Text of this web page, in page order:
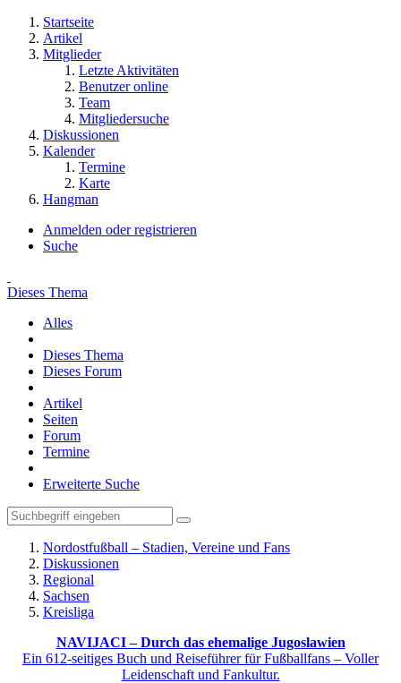
Startseite
Artikel
Mitglieder
Letzte Aktivitäten
Benutzer online
Team
Mitgliedersuche
Diskussionen
Kalender
Termine
Karte
Hangman
Anmelden oder registrieren
Suche
Dieses Thema
Alles
Dieses Thema
Dieses Forum
Artikel
Seiten
Forum
Termine
Erweiterte Suche
Nordostfußball – Stadien, Vereine und Fans
Diskussionen
Regional
Sachsen
Kreisliga
NAVIJACI – Durch das ehemalige Jugoslawien
Ein 612-seitiges Buch und Reiseführer für Fußballfans – Voller
Leidenschaft und Fankultur.